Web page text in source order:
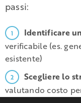
passi:
Identificare
verificabile (es.
esistente)
Scegliere lo
valutando costo